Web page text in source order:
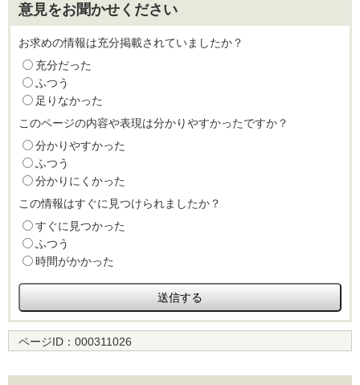
意見をお聞かせください
お求めの情報は充分掲載されていましたか？
充分だった
ふつう
足りなかった
このページの内容や表現は分かりやすかったですか？
分かりやすかった
ふつう
分かりにくかった
この情報はすぐに見つけられましたか？
すぐに見つかった
ふつう
時間がかかった
ページID： 000311026